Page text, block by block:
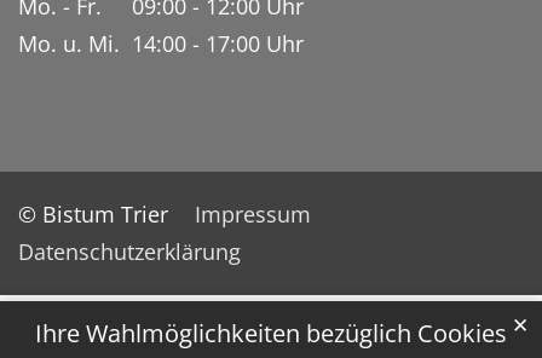
Ihre Wahlmöglichkeiten bezüglich Cookies ✕
Mo. - Fr. 09:00 - 12:00 Uhr
Mo. u. Mi. 14:00 - 17:00 Uhr
© Bistum Trier
Impressum
Datenschutzerklärung